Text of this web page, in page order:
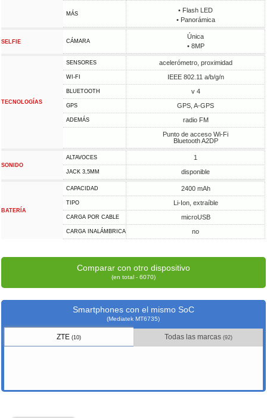
MÁS
• Flash LED
• Panorámica
SELFIE CÁMARA
Única
• 8MP
TECNOLOGÍAS
SENSORES acelerómetro, proximidad
WI-FI IEEE 802.11 a/b/g/n
BLUETOOTH v 4
GPS GPS, A-GPS
ADEMÁS
radio FM
Punto de acceso Wi-Fi
Bluetooth A2DP
SONIDO
ALTAVOCES 1
JACK 3,5MM disponible
BATERÍA
CAPACIDAD 2400 mAh
TIPO Li-Ion, extraíble
CARGA POR CABLE microUSB
CARGA INALÁMBRICA no
Comparar con otro dispositivo
(en total - 6070)
Smartphones con el mismo SoC
(Mediatek MT6735)
ZTE(10) Todas las marcas (92)